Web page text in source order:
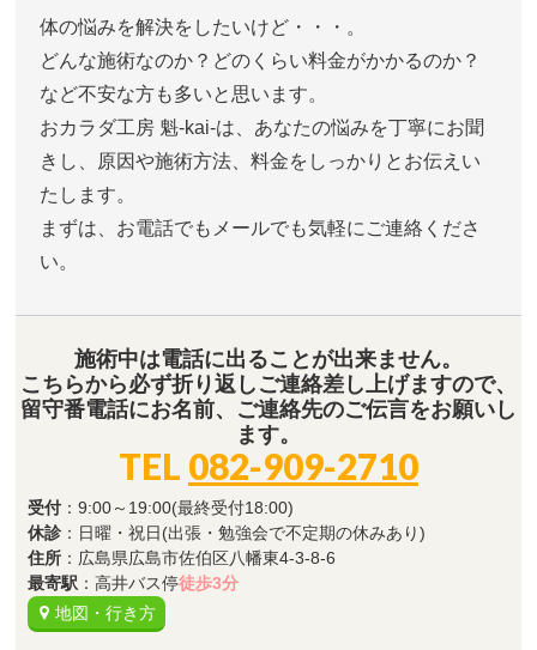
体の悩みを解決をしたいけど・・・。
どんな施術なのか？どのくらい料金がかかるのか？
など不安な方も多いと思います。
おカラダ工房 魁-kai-は、あなたの悩みを丁寧にお聞
きし、原因や施術方法、料金をしっかりとお伝えい
たします。
まずは、お電話でもメールでも気軽にご連絡くださ
い。
施術中は電話に出ることが出来ません。
こちらから必ず折り返しご連絡差し上げますので、
留守番電話にお名前、ご連絡先のご伝言をお願いし
ます。
TEL 082-909-2710
受付 ：9:00～19:00(最終受付18:00)
休診 ：日曜・祝日(出張・勉強会で不定期の休みあり)
住所 ：広島県広島市佐伯区八幡東4-3-8-6
最寄駅 ：高井バス停徒歩3分
地図・行き方